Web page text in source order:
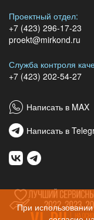
Проектный отдел:
+7 (423) 296-17-23
proekt@mirkond.ru
Служба контроля
+7 (423) 202-54-27
Написать в MAX
Написать в
При